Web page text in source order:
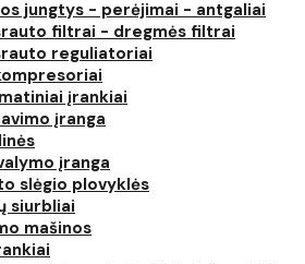
jungtys - perėjimai - antgaliai
filtrai - dregmės filtrai
reguliatoriai
įrankiai
įranga
įranga
slėgio plovyklės
siurbliai
mašinos